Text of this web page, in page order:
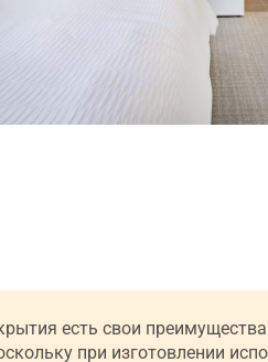
есть свои преимущества
при изготовлении